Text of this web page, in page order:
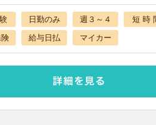
日勤のみ 週３～４ 短 時
給与日払 マイカー